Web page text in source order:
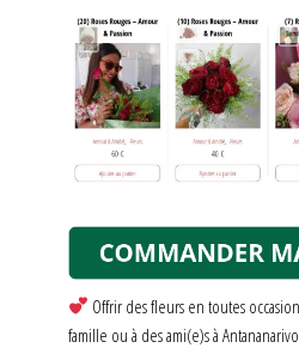
Offrir des fleurs en toutes
famille ou à des ami(e)s à